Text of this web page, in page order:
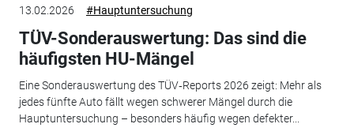
13.02.2026 #Hauptuntersuchung
TÜV-Sonderauswertung: Das sind die
häufigsten HU-Mängel
Eine Sonderauswertung des TÜV‑Reports 2026 zeigt: Mehr als
jedes fünfte Auto fällt wegen schwerer Mängel durch die
Hauptuntersuchung – besonders häufig wegen defekter...